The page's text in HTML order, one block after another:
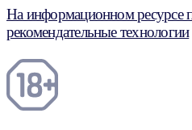
На информационном ресурсе
рекомендательные технологии